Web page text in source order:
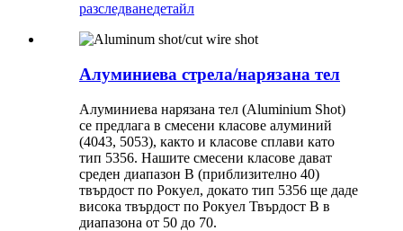
разследванедетайл
Алуминиева стрела/нарязана тел
Алуминиева нарязана тел (Aluminium Shot)
се предлага в смесени класове алуминий
(4043, 5053), както и класове сплави като
тип 5356. Нашите смесени класове дават
среден диапазон B (приблизително 40)
твърдост по Рокуел, докато тип 5356 ще даде
висока твърдост по Рокуел Твърдост B в
диапазона от 50 до 70.